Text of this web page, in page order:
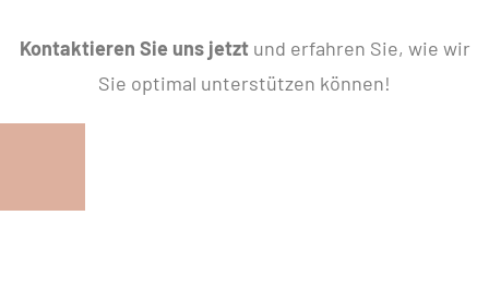
Kontaktieren Sie uns jetztund erfahren Sie, wie wir
Sie optimal unterstützen können!